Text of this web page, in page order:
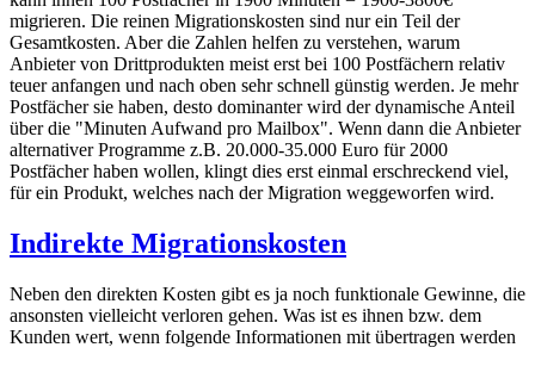
migrieren. Die reinen Migrationskosten sind nur ein Teil der
Gesamtkosten. Aber die Zahlen helfen zu verstehen, warum
Anbieter von Drittprodukten meist erst bei 100 Postfächern relativ
teuer anfangen und nach oben sehr schnell günstig werden. Je mehr
Postfächer sie haben, desto dominanter wird der dynamische Anteil
über die "Minuten Aufwand pro Mailbox". Wenn dann die Anbieter
alternativer Programme z.B. 20.000-35.000 Euro für 2000
Postfächer haben wollen, klingt dies erst einmal erschreckend viel,
für ein Produkt, welches nach der Migration weggeworfen wird.
Indirekte Migrationskosten
Neben den direkten Kosten gibt es ja noch funktionale Gewinne, die
ansonsten vielleicht verloren gehen. Was ist es ihnen bzw. dem
Kunden wert, wenn folgende Informationen mit übertragen werden